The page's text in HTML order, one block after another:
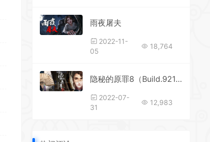
雨夜屠夫
2022-11-
05
18,764
隐秘的原罪8（Build.9214816-中文语音）
2022-07-
31
12,983